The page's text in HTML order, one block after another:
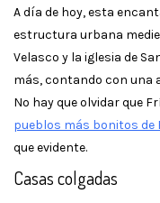
A día de hoy, esta
estructura urbana
Velasco y la iglesia de
más, contando con una
No hay que olvidar que
pueblos más bonitos de
que evidente.
Casas colgadas